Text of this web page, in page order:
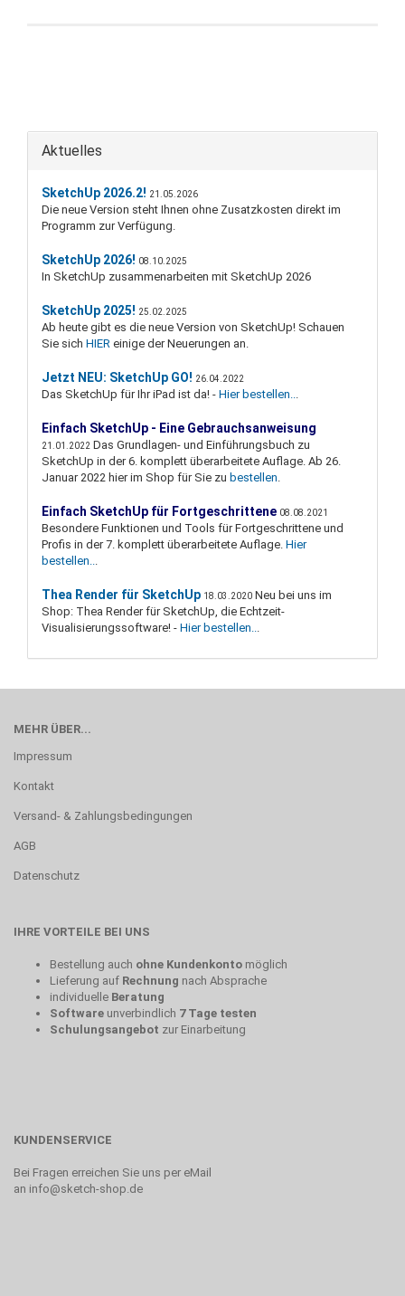
Aktuelles
SketchUp 2026.2! 21.05.2026
Die neue Version steht Ihnen ohne Zusatzkosten direkt im
Programm zur Verfügung.
SketchUp 2026! 08.10.2025
In SketchUp zusammenarbeiten mit SketchUp 2026
SketchUp 2025! 25.02.2025
Ab heute gibt es die neue Version von SketchUp! Schauen
Sie sich HIER einige der Neuerungen an.
Jetzt NEU: SketchUp GO! 26.04.2022
Das SketchUp für Ihr iPad ist da! - Hier bestellen...
Einfach SketchUp - Eine Gebrauchsanweisung
21.01.2022 Das Grundlagen- und Einführungsbuch zu
SketchUp in der 6. komplett überarbeitete Auflage. Ab 26.
Januar 2022 hier im Shop für Sie zu bestellen.
Einfach SketchUp für Fortgeschrittene 08.08.2021
Besondere Funktionen und Tools für Fortgeschrittene und
Profis in der 7. komplett überarbeitete Auflage. Hier
bestellen...
Thea Render für SketchUp 18.03.2020 Neu bei uns im
Shop: Thea Render für SketchUp, die Echtzeit-
Visualisierungssoftware! - Hier bestellen...
MEHR ÜBER...
Impressum
Kontakt
Versand- & Zahlungsbedingungen
AGB
Datenschutz
IHRE VORTEILE BEI UNS
Bestellung auch ohne Kundenkonto möglich
Lieferung auf Rechnung nach Absprache
individuelle Beratung
Software unverbindlich 7 Tage testen
Schulungsangebot zur Einarbeitung
KUNDENSERVICE
Bei Fragen erreichen Sie uns per eMail
an info@sketch-shop.de